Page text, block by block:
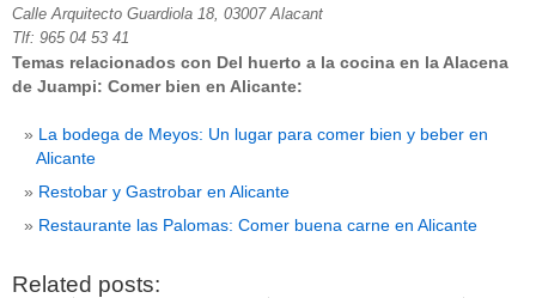
Calle Arquitecto Guardiola 18, 03007 Alacant
Tlf: 965 04 53 41
Temas relacionados con Del huerto a la cocina en la Alacena
de Juampi: Comer bien en Alicante:
La bodega de Meyos: Un lugar para comer bien y beber en
Alicante
Restobar y Gastrobar en Alicante
Restaurante las Palomas: Comer buena carne en Alicante
Related posts: